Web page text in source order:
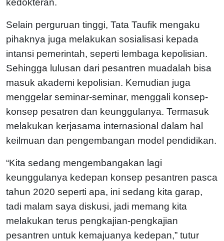
kedokteran.
Selain perguruan tinggi, Tata Taufik mengaku
pihaknya juga melakukan sosialisasi kepada
intansi pemerintah, seperti lembaga kepolisian.
Sehingga lulusan dari pesantren muadalah bisa
masuk akademi kepolisian. Kemudian juga
menggelar seminar-seminar, menggali konsep-
konsep pesatren dan keunggulanya. Termasuk
melakukan kerjasama internasional dalam hal
keilmuan dan pengembangan model pendidikan.
“Kita sedang mengembangakan lagi
keunggulanya kedepan konsep pesantren pasca
tahun 2020 seperti apa, ini sedang kita garap,
tadi malam saya diskusi, jadi memang kita
melakukan terus pengkajian-pengkajian
pesantren untuk kemajuanya kedepan,” tutur